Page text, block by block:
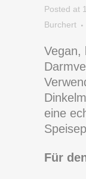
Posted at
Burchert
Vegan,
eine
Für